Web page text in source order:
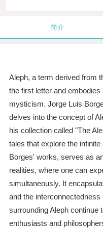
简介
Aleph, a term derived from
the first letter and
mysticism. Jorge Luis
delves into the concept of
his collection called "The
tales that explore the
Borges' works, serves as
realities, where one can
simultaneously. It
and the
surrounding Aleph continue
enthusiasts and